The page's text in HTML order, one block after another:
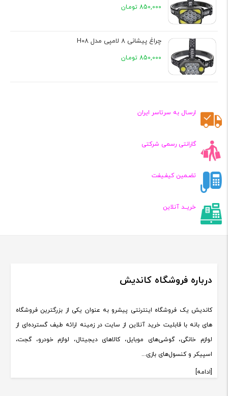
850,000 تومـان
چراغ پیشانی 8 لامپی مدل H08
850,000 تومـان
ارسـال به سرتاسر ایران
گارانتی رسمی شرکتی
تضـمین کیفـیفت
خریــد آنلاین
درباره فروشگاه کاندیش
کاندیش یک فروشگاه اینترنتی پیشرو به عنوان یکی از بزرگترین فروشگاه
های بانه با قابلیت خرید آنلاین از سایت در زمینه ارائه طیف گسترده‌ای از
لوازم خانگی، گوشی‌های موبایل، کالاهای دیجیتال، لوازم خودرو، گجت،
اسپیکر و کنسول‌های بازی...
[ادامه]